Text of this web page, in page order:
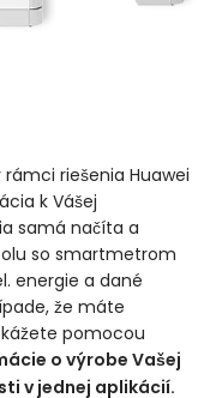
rámci riešenia Huawei
k Vášej
samá načíta a
so smartmetrom
energie a dané
že máte
pomocou
o výrobe Vašej
v jednej aplikácií.